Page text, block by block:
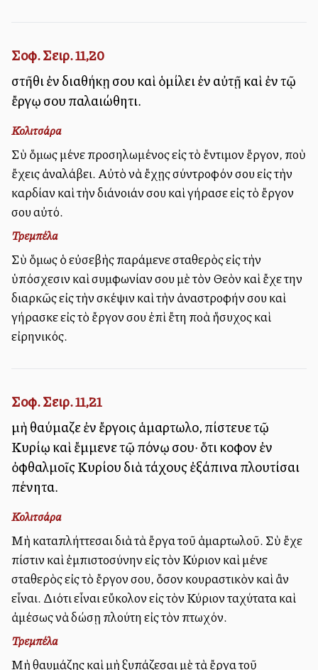
Σοφ. Σειρ. 11,20
στῆθι ἐν διαθήκῃ σου καὶ ὁμίλει ἐν αὐτῇ καὶ ἐν τῷ
ἔργῳ σου παλαιώθητι.
Κολιτσάρα
Σὺ ὅμως μένε προσηλωμένος εἰς τὸ ἔντιμον ἔργον, ποὺ
ἔχεις ἀναλάβει. Αὐτὸ νὰ ἔχῃς σύντροφόν σου εἰς τὴν
καρδίαν καὶ τὴν διάνοιάν σου καὶ γήρασε εἰς τὸ ἔργον
σου αὐτό.
Τρεμπέλα
Σὺ ὅμως ὁ εὐσεβὴς παράμενε σταθερὸς εἰς τὴν
ὑπόσχεσιν καὶ συμφωνίαν σου μὲ τὸν Θεὸν καὶ ἔχε την
διαρκῶς εἰς τὴν σκέψιν καὶ τὴν ἀναστροφήν σου καὶ
γήρασκε εἰς τὸ ἔργον σου ἐπὶ ἔτη πολλὰ ἥσυχος καὶ
εἰρηνικός.
Σοφ. Σειρ. 11,21
μὴ θαύμαζε ἐν ἔργοις ἁμαρτωλοῦ, πίστευε τῷ
Κυρίῳ καὶ ἔμμενε τῷ πόνῳ σου· ὅτι κοῦφον ἐν
ὀφθαλμοῖς Κυρίου διὰ τάχους ἐξάπινα πλουτίσαι
πένητα.
Κολιτσάρα
Μὴ καταπλήττεσαι διὰ τὰ ἔργα τοῦ ἁμαρτωλοῦ. Σὺ ἔχε
πίστιν καὶ ἐμπιστοσύνην εἰς τὸν Κύριον καὶ μένε
σταθερὸς εἰς τὸ ἔργον σου, ὅσον κουραστικὸν καὶ ἂν
εἶναι. Διότι εἶναι εὔκολον εἰς τὸν Κύριον ταχύτατα καὶ
ἀμέσως νὰ δώσῃ πλούτη εἰς τὸν πτωχόν.
Τρεμπέλα
Μὴ θαυμάζῃς καὶ μὴ ξυπάζεσαι μὲ τὰ ἔργα τοῦ